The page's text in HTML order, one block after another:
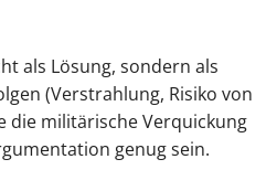
als Lösung, sondern als
(Verstrahlung, Risiko von
die militärische Verquickung
genug sein.